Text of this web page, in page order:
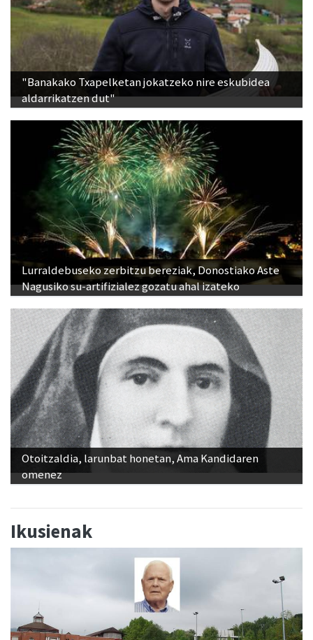
"Banakako Txapelketan jokatzeko nire eskubidea
aldarrikatzen dut"
Lurraldebuseko zerbitzu bereziak, Donostiako Aste
Nagusiko su-artifizialez gozatu ahal izateko
Otoitzaldia, larunbat honetan, Ama Kandidaren
omenez
Ikusienak